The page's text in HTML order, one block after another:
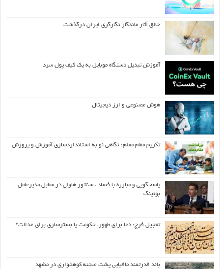
خالق آثار ماندگار نگارگری ایران درگذشت
آموزش تبدیل دستگاه موبایل به یک کیف‌ پول سرد
هوش مصنوعی و ارز دیجیتال
تکریم مقام معلم: نگاهی نو به استانداردسازی آموزش و پرورش
پاسخگویی و مبارزه با فساد ، سناتور هاولی در مقابل مدیرعامل
بوئینگ
تعجیل فرج: دعا برای ظهور، حکومت یا بسترسازی برای عدالت؟
باند قدرتمند مافیایی پشت صحنه کوهخواری در مشهد